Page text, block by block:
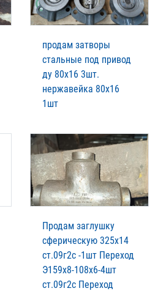
продам затворы
стальные под привод
ду 80х16 3шт.
нержавейка 80х16
1шт
Продам заглушку
сферическую 325х14
ст.09г2с -1шт Переход
Э159х8-108х6-4шт
ст.09г2с Переход